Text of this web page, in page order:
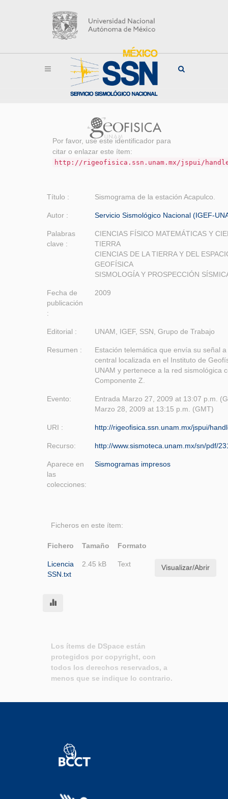
Por favor, use este identificador para
citar o enlazar este ítem:
http://rigeofisica.ssn.unam.mx/jspui/handle/
Título : Sismograma de la estación Acapulco.
Autor : Servicio Sismológico Nacional (IGEF-
Palabras
clave :
CIENCIAS FÍSICO MATEMÁTICAS Y
TIERRA
CIENCIAS DE LA TIERRA Y DEL
GEOFÍSICA
SISMOLOGÍA Y PROSPECCIÓN
Fecha de
publicación
:
2009
Editorial : UNAM, IGEF, SSN, Grupo de Trabajo
Resumen :
Estación telemática que envía su señal
central localizada en el Instituto de
UNAM y pertenece a la red sismológica
Componente Z.
Evento:
Entrada Marzo 27, 2009 at 13:07 p.m.
Marzo 28, 2009 at 13:15 p.m. (GMT)
URI : http://rigeofisica.ssn.unam.mx/jspui/
Recurso: http://www.sismoteca.unam.mx/sn/pdf/
Aparece en
las
colecciones:
Sismogramas impresos
Ficheros en este ítem:
Fichero Tamaño Formato
Licencia
SSN.txt
2.45 kB Text Visualizar/Abrir
Los ítems de DSpace están
protegidos por copyright, con
todos los derechos reservados, a
menos que se indique lo contrario.